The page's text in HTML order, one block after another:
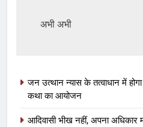
अभी अभी
जन उत्थान न्यास के तत्वाधान में
कथा का आयोजन
आदिवासी भीख नहीं, अपना अधिकार